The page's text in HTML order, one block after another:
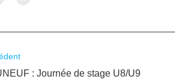
: Journée de stage U8/U9